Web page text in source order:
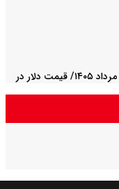
آخرین قیمت دلار، طلا و سکه؛ شبانگاه شنبه ۱۷ مرداد ۱۴۰۵/ قیمت دلار در